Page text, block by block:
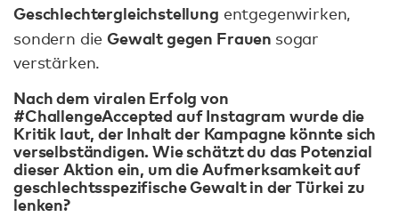
Geschlechtergleichstellung entgegenwirken,
sondern dieGewalt gegen Frauen sogar
verstärken.
Nach dem viralen Erfolg von
#ChallengeAccepted auf Instagram wurde die
Kritik laut, der Inhalt der Kampagne könnte sich
verselbständigen. Wie schätzt du das Potenzial
dieser Aktion ein, um die Aufmerksamkeit auf
geschlechtsspezifische Gewalt in der Türkei zu
lenken?